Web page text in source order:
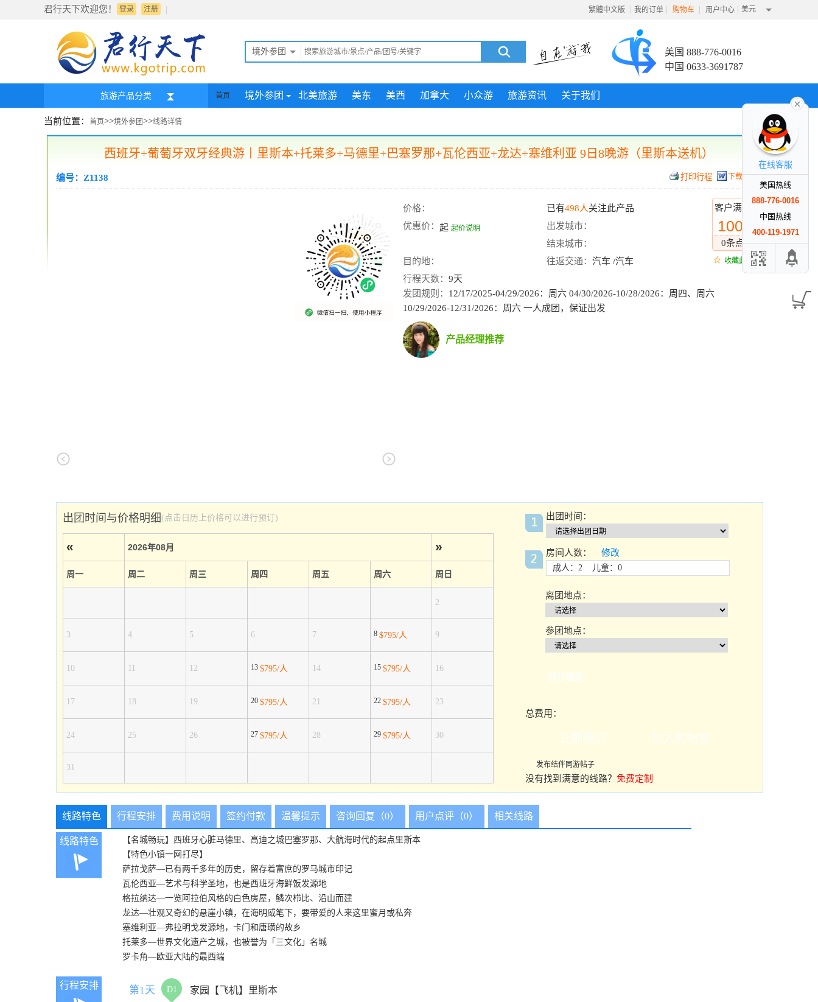
君行天下欢迎您！ 登录 |
注册 繁體中文版 | 我的订单 | 购物车 | 用户中心 | 美元
境外参团
美国 888-776-0016
中国 0633-3691787
旅游产品分类 首页 境外参团 北美旅游 美东 美西 加拿大 小众游 旅游资讯 关于我们
当前位置： 首页>>境外参团>>线路详情
西班牙+葡萄牙双牙经典游丨里斯本+托莱多+马德里+巴塞罗那+瓦伦西亚+龙达+塞维利亚 9日8晚游（里斯本送机）
编号：Z1138 下载行程
客户满意度
100%
0条点评
收藏此线路
价格： 已有498人关注此产品
优惠价： 起 起价说明
出发城市：
结束城市：
目的地：
往返交通： 汽车 /汽车
行程天数： 9天
发团规则： 12/17/2025-04/29/2026：周六 04/30/2026-10/28/2026：周四、周六
10/29/2026-12/31/2026：周六 一人成团，保证出发
产品经理推荐
出团时间与价格明细(点击日历上价格可以进行预订)
« 2026年08月 »
周一 周二 周三 周四 周五 周六 周日
2
3 4 5 6 7 8 $795/人 9
10 11 12 13 $795/人 14 15 $795/人 16
17 18 19 20 $795/人 21 22 $795/人 23
24 25 26 27 $795/人 28 29 $795/人 30
31
出团时间：
房间人数： 修改
成人：2 儿童：0
离团地点：
参团地点：
加订酒店
总费用：
发布结伴同游帖子
没有找到满意的线路？ 免费定制
线路特色 行程安排 费用说明 签约付款 温馨提示 咨询回复（0） 用户点评（0） 相关线路
线路特色
【名城畅玩】西班牙心脏马德里、高迪之城巴塞罗那、大航海时代的起点里斯本
【特色小镇一网打尽】
萨拉戈萨—已有两千多年的历史，留存着富庶的罗马城市印记
瓦伦西亚—艺术与科学圣地，也是西班牙海鲜饭发源地
格拉纳达—一览阿拉伯风格的白色房屋，鳞次栉比、沿山而建
龙达—壮观又奇幻的悬崖小镇，在海明威笔下，要带爱的人来这里蜜月或私奔
塞维利亚—弗拉明戈发源地，卡门和唐璜的故乡
托莱多—世界文化遗产之城，也被誉为「三文化」名城
罗卡角—欧亚大陆的最西端
行程安排 第1天 D1 家园【飞机】里斯本
在线客服
美国热线
888-776-0016
中国热线
400-119-1971